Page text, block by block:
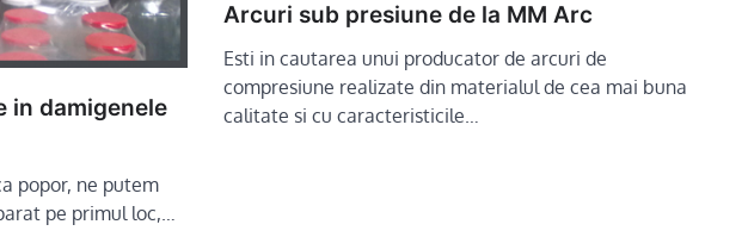
in damigenele
popor, ne putem
pe primul loc,…
Arcuri sub presiune de la MM Arc
Esti in cautarea unui producator de arcuri de
compresiune realizate din materialul de cea mai buna
calitate si cu caracteristicile…